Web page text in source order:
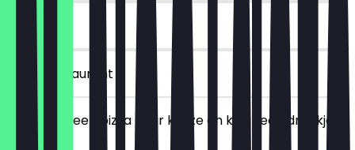
90 dagen
in het restaurant
Je bestelt een pizza naar keuze en krijgt een drankje
gratis.